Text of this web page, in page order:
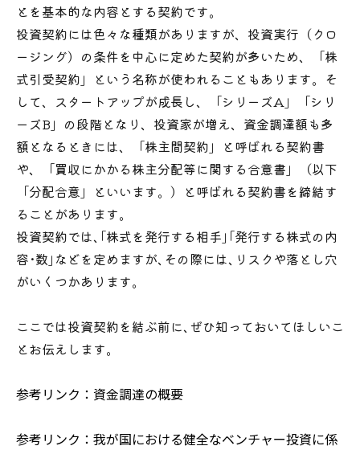
とを基本的な内容とする契約です。
投資契約には色々な種類がありますが、投資実行（クロ
ージング）の条件を中心に定めた契約が多いため、「株
式引受契約」という名称が使われることもあります。そ
して、スタートアップが成長し、「シリーズA」「シリ
ーズB」の段階となり、投資家が増え、資金調達額も多
額となるときには、「株主間契約」と呼ばれる契約書
や、「買収にかかる株主分配等に関する合意書」（以下
「分配合意」といいます。）と呼ばれる契約書を締結す
ることがあります。
投資契約では、「株式を発行する相手 」「発行する株式の内
容・数 」 などを定めますが、 その際には、 リスクや落とし穴
がいくつかあります。
ここでは投資契約を結ぶ前に、 ぜひ知っておいてほしいこ
とお伝えします。
参考リンク：資金調達の概要
参考リンク：我が国における健全なベンチャー投資に係